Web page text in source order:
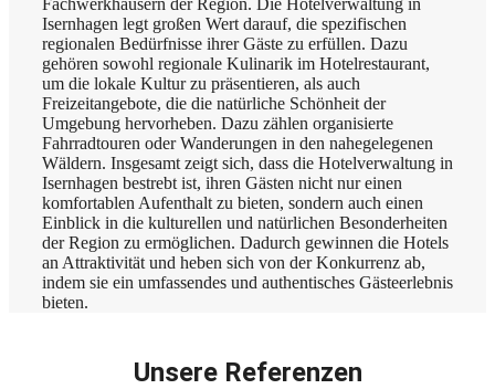
Isernhagen legt großen Wert darauf, die spezifischen
regionalen Bedürfnisse ihrer Gäste zu erfüllen. Dazu
gehören sowohl regionale Kulinarik im Hotelrestaurant,
um die lokale Kultur zu präsentieren, als auch
Freizeitangebote, die die natürliche Schönheit der
Umgebung hervorheben. Dazu zählen organisierte
Fahrradtouren oder Wanderungen in den nahegelegenen
Wäldern. Insgesamt zeigt sich, dass die Hotelverwaltung in
Isernhagen bestrebt ist, ihren Gästen nicht nur einen
komfortablen Aufenthalt zu bieten, sondern auch einen
Einblick in die kulturellen und natürlichen Besonderheiten
der Region zu ermöglichen. Dadurch gewinnen die Hotels
an Attraktivität und heben sich von der Konkurrenz ab,
indem sie ein umfassendes und authentisches Gästeerlebnis
bieten.
Unsere Referenzen